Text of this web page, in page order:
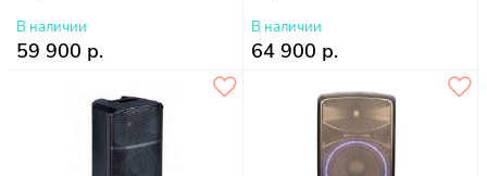
В наличии
59 900 р.
В наличии
64 900 р.